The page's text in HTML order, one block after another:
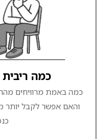
כמה
כמה באמת מרוויחים
והאם אפשר לקבל יותר